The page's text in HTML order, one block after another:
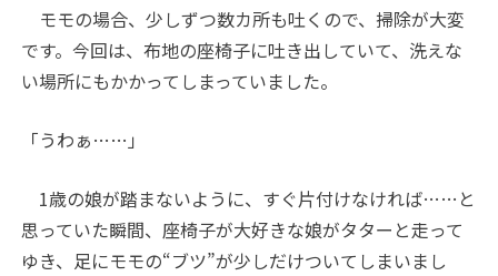
モモの場合、少しずつ数カ所も吐くので、掃除が大変
です。今回は、布地の座椅子に吐き出していて、洗えな
い場所にもかかってしまっていました。
「うわぁ……」
1歳の娘が踏まないように、すぐ片付けなければ……と
思っていた瞬間、座椅子が大好きな娘がタターと走って
ゆき、足にモモの“ブツ”が少しだけついてしまいまし